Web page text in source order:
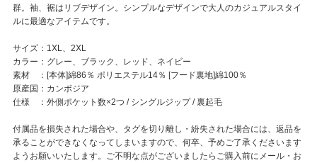
群。袖、裾はリブデザイン。シンプルなデザインで大人のカジュアルスタイ
ルに最適なアイテムです。
サイズ：1XL、2XL
カラー：グレー、ブラック、レッド、ネイビー
素材 ：[本体]綿86％ ポリエステル14％ [フード裏地]綿100％
原産国：カンボジア
仕様 ：外側ポケット数×2つ / シングルジップ / 裏起毛
付属品を損失された場合や、タグを切り離し・紛失された場合には、返品を
承ることができなくなってしまいますので、何卒、予めご了承くださいます
ようお願いいたします。ご不明な点がございましたらご購入前にメール・お